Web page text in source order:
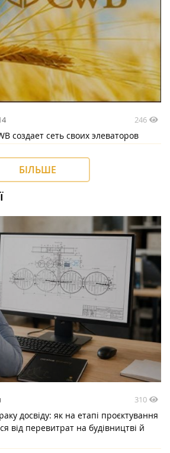
246
создает сеть своих элеваторов
БІЛЬШЕ
310
досвіду: як на етапі проєктування
від перевитрат на будівництві й